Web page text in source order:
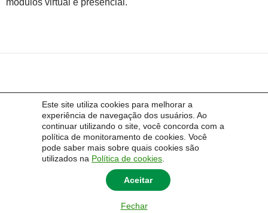
Este site utiliza cookies para melhorar a
experiência de navegação dos usuários. Ao
continuar utilizando o site, você concorda com a
política de monitoramento de cookies. Você
pode saber mais sobre quais cookies são
utilizados na Política de cookies
Aceitar
Fechar
módulos virtual e presencial.
© 2014 Universidade Federal do Pampa - UNIPAMPA